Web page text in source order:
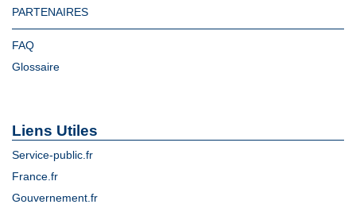
PARTENAIRES
FAQ
Glossaire
Liens Utiles
Service-public.fr
France.fr
Gouvernement.fr